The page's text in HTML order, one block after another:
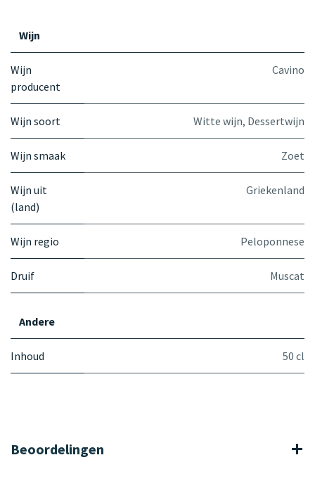
Wijn
Wijn
producent
Cavino
Wijn soort Witte wijn, Dessertwijn
Wijn smaak Zoet
Wijn uit
(land)
Griekenland
Wijn regio Peloponnese
Druif Muscat
Andere
Inhoud 50 cl
Beoordelingen